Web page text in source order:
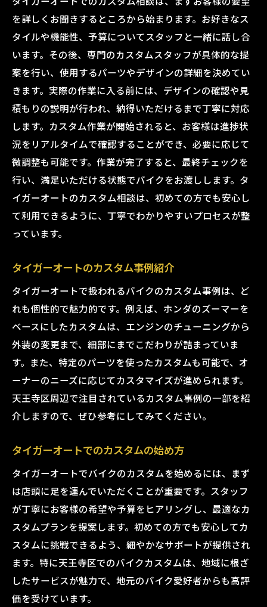
を詳しくお聞きするところから始まります。お好きなス
タイルや機能性、予算についてスタッフと一緒に話し合
います。その後、専門のカスタムスタッフが具体的な提
案を行い、使用するパーツやデザインの詳細を決めてい
きます。実際の作業に入る前には、デザインの確認や見
積もりの説明が行われ、納得いただけるまで丁寧に対応
します。カスタム作業が開始されると、お客様は進捗状
況をリアルタイムで確認することができ、必要に応じて
微調整も可能です。作業が完了すると、最終チェックを
行い、満足いただける状態でバイクをお渡しします。タ
イガーオートのカスタム相談は、初めての方でも安心し
て利用できるように、丁寧でわかりやすいプロセスが整
っています。
タイガーオートのカスタム事例紹介
タイガーオートで扱われるバイクのカスタム事例は、ど
れも個性的で魅力的です。例えば、ホンダのズーマーを
ベースにしたカスタムは、エンジンのチューニングから
外装の変更まで、細部にまでこだわりが詰まっていま
す。また、特定のパーツを使ったカスタムも可能で、オ
ーナーのニーズに応じてカスタマイズが進められます。
天王寺区周辺で注目されているカスタム事例の一部を紹
介しますので、ぜひ参考にしてみてください。
タイガーオートでのカスタムの始め方
タイガーオートでバイクのカスタムを始めるには、まず
は店頭に足を運んでいただくことが重要です。スタッフ
が丁寧にお客様の希望や予算をヒアリングし、最適なカ
スタムプランを提案します。初めての方でも安心してカ
スタムに挑戦できるよう、細やかなサポートが提供され
ます。特に天王寺区でのバイクカスタムは、地域に根ざ
したサービスが魅力で、地元のバイク愛好者からも高評
価を受けています。